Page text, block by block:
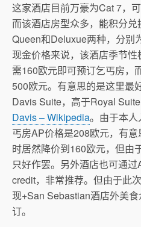
这家酒店目前万豪为Cat 7，
而该酒店房型众多，能积分
Queen和Deluxue两种，分别
现金价格来说，该酒店季节
需160欧元即可预订乞丐房，
500欧元。有意思的是这里最
Davis Suite，高于Royal
Davis – Wikipedia。由于本
丐房AP价格是208欧元，有
时居然降价到160欧元，但由
只好作罢。另外酒店也可通
credit，非常推荐。但由于此
现+San Sebastian酒店外美
订。